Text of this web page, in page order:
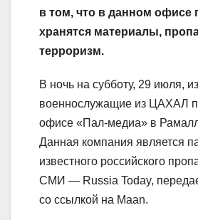
в том, что в данном офисе
хранятся материалы,
терроризм.
В ночь на субботу, 29 июля,
военнослужащие из ЦАХАЛ
офисе «Пал-медиа» в
Данная компания является
известного российского
СМИ — Russia Today,
со ссылкой на Maan.